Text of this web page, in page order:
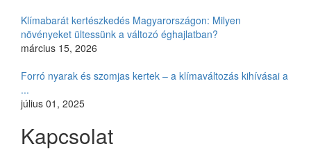
Klímabarát kertészkedés Magyarországon: Milyen
növényeket ültessünk a változó éghajlatban?
március 15, 2026
Forró nyarak és szomjas kertek – a klímaváltozás kihívásai a
...
július 01, 2025
Kapcsolat